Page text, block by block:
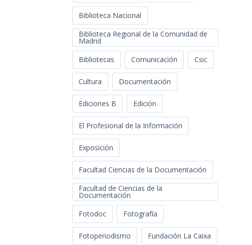
Biblioteca Nacional
Biblioteca Regional de la Comunidad de
Madrid
Bibliotecas
Comunicación Csic
Cultura Documentación
Ediciones B Edición
El Profesional de la Información
Exposición
Facultad Ciencias de la Documentación
Facultad de Ciencias de la
Documentación
Fotodoc
Fotografía
Fotoperiodismo Fundación La Caixa